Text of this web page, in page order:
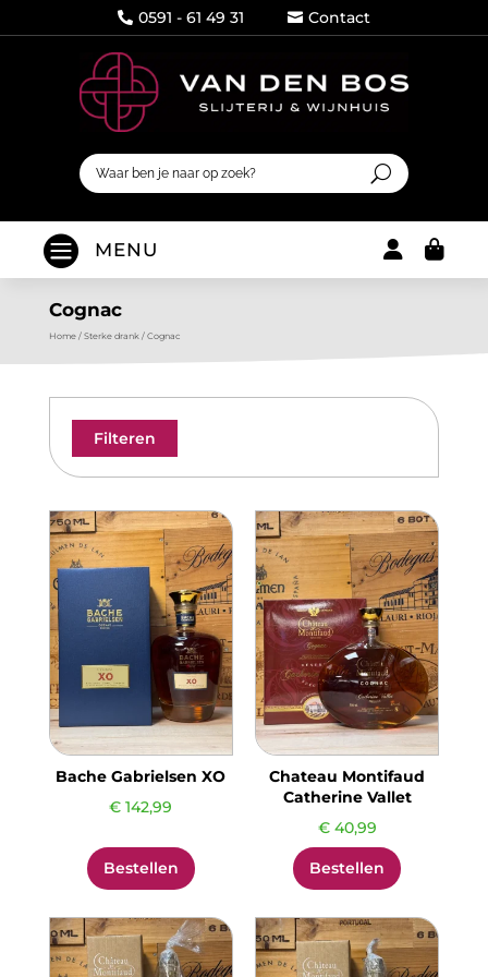
 0591 - 61 49 31  Contact
 MENU 
Cognac
Home/ Sterke drank / Cognac
Filteren
Bache Gabrielsen XO
€ 142,99
Bestellen
Chateau Montifaud
Catherine Vallet
€40,99
Bestellen